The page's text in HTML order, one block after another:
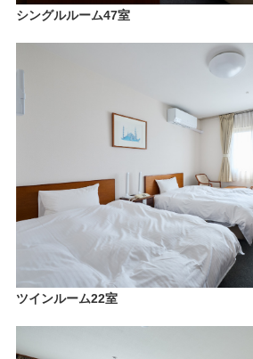
シングルルーム47室
ツインルーム22室